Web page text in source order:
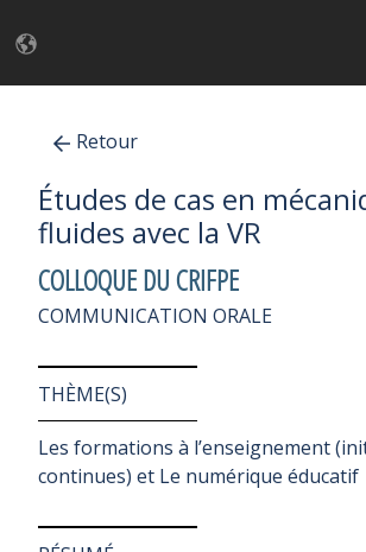
Retour
Études de cas en
fluides avec la VR
COLLOQUE DU CRIFPE
COMMUNICATION ORALE
THÈME(S)
Les formations à l’enseignement
continues) et Le numérique éducatif